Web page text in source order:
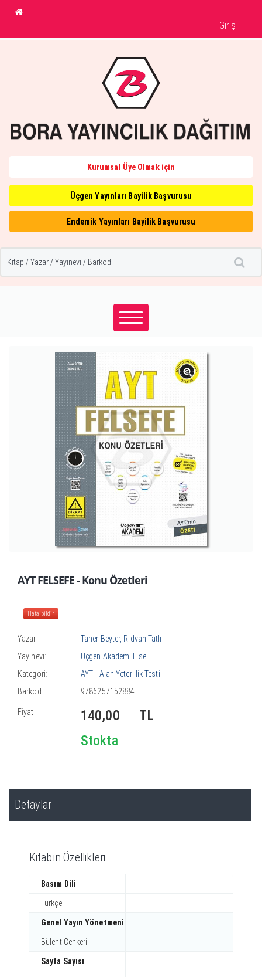
Giriş
Kurumsal Üye Olmak için
Üçgen Yayınları Bayilik Başvurusu
Endemik Yayınları Bayilik Başvurusu
AYT FELSEFE - Konu Özetleri
Hata bildir
Yazar:
Taner Beyter, Rıdvan Tatlı
Yayınevi:
Üçgen Akademi Lise
Kategori:
AYT - Alan Yeterlilik Testi
Barkod:
9786257152884
Fiyat: 140,00
TL
Stokta
Detaylar
Kitabın Özellikleri
Basım Dili
Türkçe
Genel Yayın Yönetmeni
Bülent Cenkeri
Sayfa Sayısı